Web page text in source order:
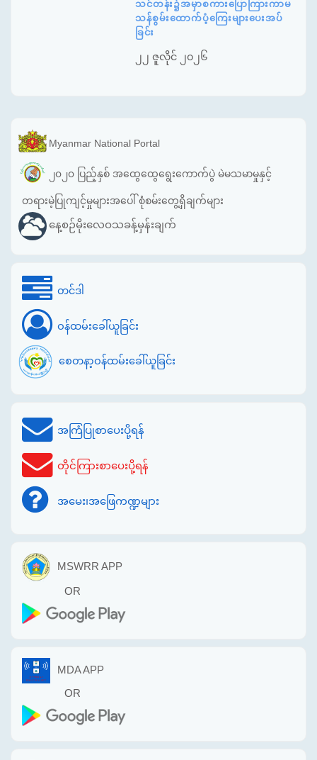
သင်တန်း၌အမှာစကားပြောကြားကာမ
သန်စွမ်းထောက်ပံ့ကြေးများပေးအပ်
ခြင်း
၂၂ ဇူလိုင် ၂၀၂၆
Myanmar National Portal
၂၀၂၀ ပြည့်နှစ် အထွေထွေရွေးကောက်ပွဲ မဲမသမာမှုနှင့်
တရားမဲ့ပြုကျင့်မှုများအပေါ် စုံစမ်းတွေ့ရှိချက်များ
နေ့စဉ်မိုးလေဝသခန့်မှန်းချက်
တင်ဒါ
ဝန်ထမ်းခေါ်ယူခြင်း
စေတနာ့ဝန်ထမ်းခေါ်ယူခြင်း
အကြံပြုစာပေးပို့ရန်
တိုင်ကြားစာပေးပို့ရန်
အမေး၊အဖြေကဏ္ဍများ
MSWRR APP
OR
MDA APP
OR